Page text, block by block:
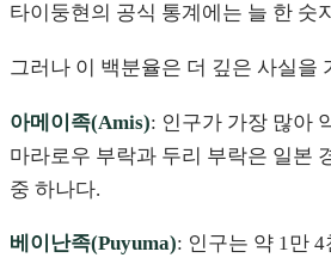
타이둥현의 공식 통계에는 늘 한 숫
그러나 이 백분율은 더 깊은 사실을
아메이족(Amis): 인구가 가장 많아
마라로우 부락과 두리 부락은 일본
중 하나다.
베이난족(Puyuma): 인구는 약 1만